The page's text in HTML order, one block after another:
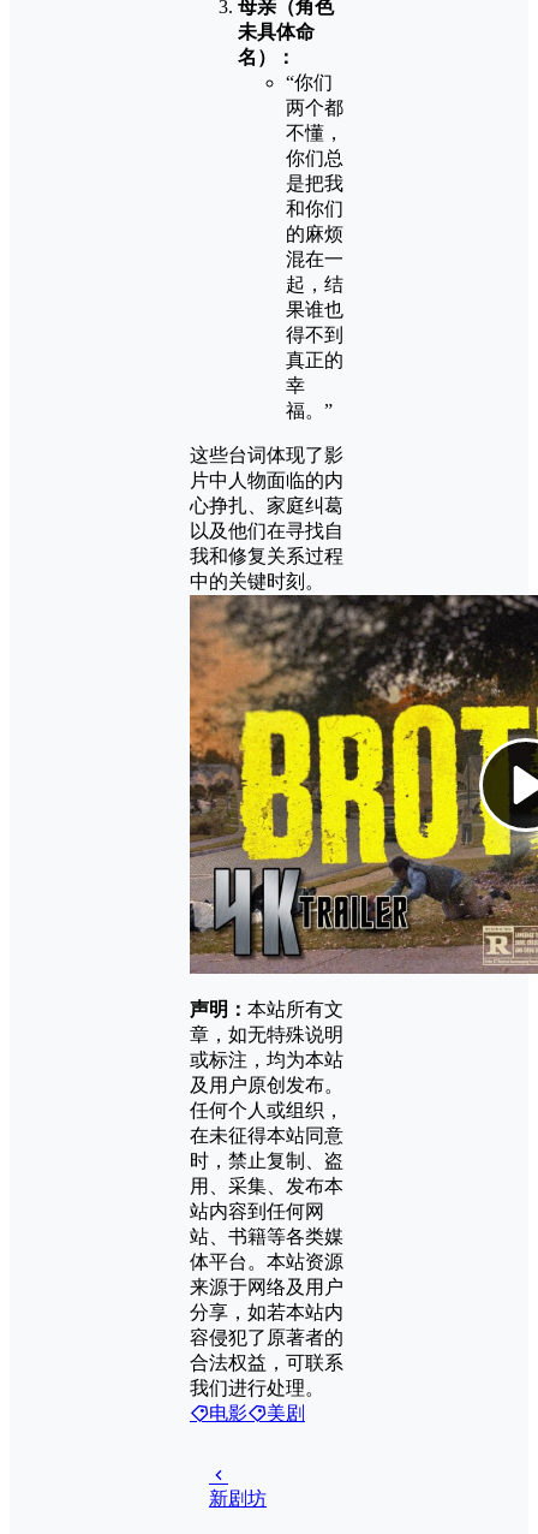
母亲（角色
未具体命
名）：
“你们
两个都
不懂，
你们总
是把我
和你们
的麻烦
混在一
起，结
果谁也
得不到
真正的
幸
福。”
这些台词体现了影
片中人物面临的内
心挣扎、家庭纠葛
以及他们在寻找自
我和修复关系过程
中的关键时刻。
声明： 本站所有文
章，如无特殊说明
或标注，均为本站
及用户原创发布。
任何个人或组织，
在未征得本站同意
时，禁止复制、盗
用、采集、发布本
站内容到任何网
站、书籍等各类媒
体平台。本站资源
来源于网络及用户
分享，如若本站内
容侵犯了原著者的
合法权益，可联系
我们进行处理。
电影
美剧
新剧坊